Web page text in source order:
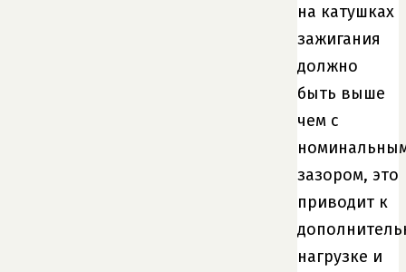
на катушках
зажигания
должно
быть выше
чем с
зазором, это
приводит к
нагрузке и